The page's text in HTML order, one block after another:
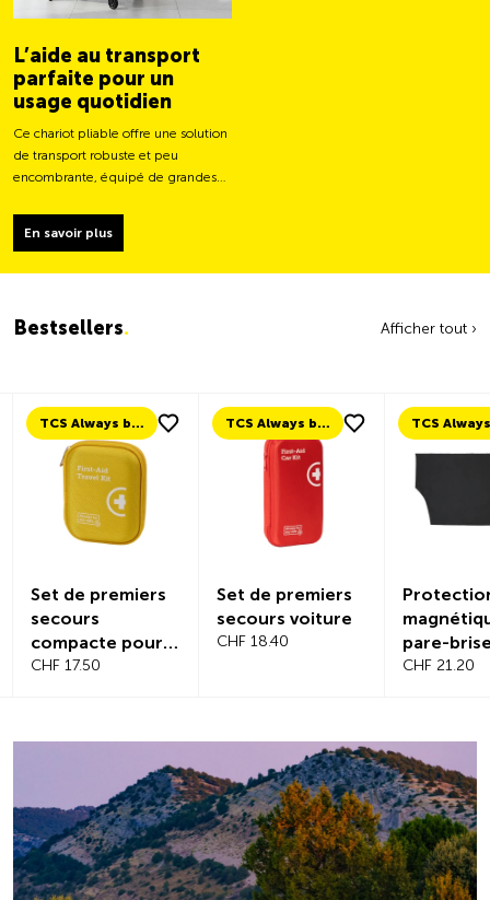
L’aide au transport
parfaite pour un
usage quotidien
Ce chariot pliable offre une solution
de transport robuste et peu
encombrante, équipé de grandes
En savoir plus
Bestsellers. Afficher tout ›
Set de premiers
secours voiture
CHF 18.40
Protection
magnétique pour
pare-brise
Lot